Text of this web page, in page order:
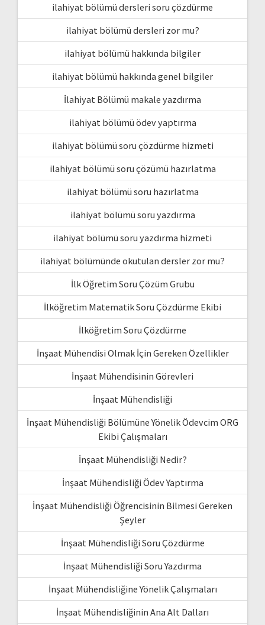
ilahiyat bölümü dersleri soru çözdürme
ilahiyat bölümü dersleri zor mu?
ilahiyat bölümü hakkında bilgiler
ilahiyat bölümü hakkında genel bilgiler
İlahiyat Bölümü makale yazdırma
ilahiyat bölümü ödev yaptırma
ilahiyat bölümü soru çözdürme hizmeti
ilahiyat bölümü soru çözümü hazırlatma
ilahiyat bölümü soru hazırlatma
ilahiyat bölümü soru yazdırma
ilahiyat bölümü soru yazdırma hizmeti
ilahiyat bölümünde okutulan dersler zor mu?
İlk Öğretim Soru Çözüm Grubu
İlköğretim Matematik Soru Çözdürme Ekibi
İlköğretim Soru Çözdürme
İnşaat Mühendisi Olmak İçin Gereken Özellikler
İnşaat Mühendisinin Görevleri
İnşaat Mühendisliği
İnşaat Mühendisliği Bölümüne Yönelik Ödevcim ORG
Ekibi Çalışmaları
İnşaat Mühendisliği Nedir?
İnşaat Mühendisliği Ödev Yaptırma
İnşaat Mühendisliği Öğrencisinin Bilmesi Gereken
Şeyler
İnşaat Mühendisliği Soru Çözdürme
İnşaat Mühendisliği Soru Yazdırma
İnşaat Mühendisliğine Yönelik Çalışmaları
İnşaat Mühendisliğinin Ana Alt Dalları